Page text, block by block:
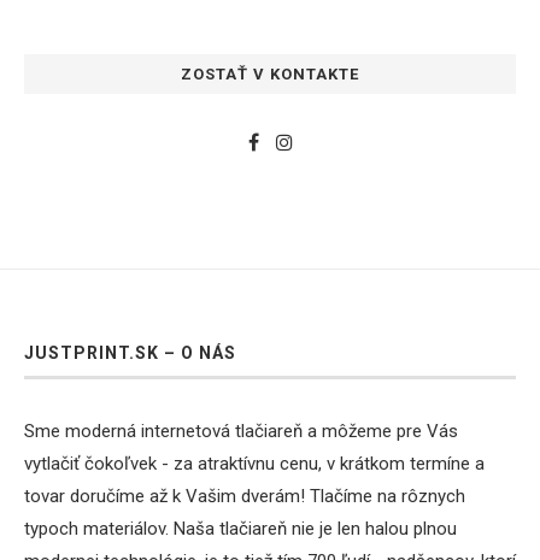
ZOSTAŤ V KONTAKTE
JUSTPRINT.SK – O NÁS
Sme moderná internetová tlačiareň a môžeme pre Vás
vytlačiť čokoľvek - za atraktívnu cenu, v krátkom termíne a
tovar doručíme až k Vašim dverám! Tlačíme na rôznych
typoch materiálov. Naša tlačiareň nie je len halou plnou